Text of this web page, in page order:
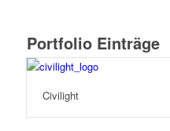
Portfolio Einträge
Civilight